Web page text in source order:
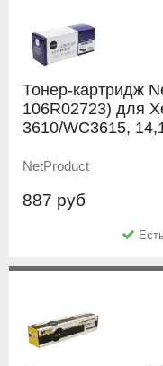
Тонер-картридж
106R02723) для
3610/WC3615,
NetProduct
887 руб